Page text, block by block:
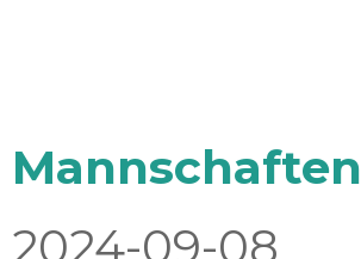
Mannschaften
2024-09-08